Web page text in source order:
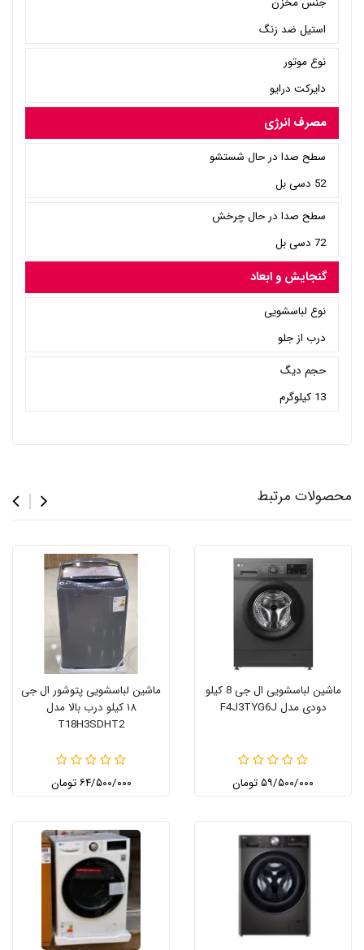
استیل ضد زنگ
نوع موتور
دایرکت درایو
مصرف انرژی
سطح صدا در حال شستشو
52 دسی بل
سطح صدا در حال چرخش
72 دسی بل
گنجایش و ابعاد
نوع لباسشویی
درب از جلو
حجم دیگ
13 کیلوگرم
محصولات مرتبط
ماشین لباسشویی ال جی 8 کیلو
دودی مدل F4J3TYG6J
۵۹/۵۰۰/۰۰۰ تومان
ماشین لباسشویی پتوشور ال ‌جی
۱۸ کیلو درب بالا مدل
T18H3SDHT2
۶۴/۵۰۰/۰۰۰ تومان